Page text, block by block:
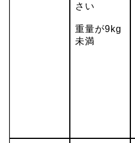
さい
重量が9kg
未満